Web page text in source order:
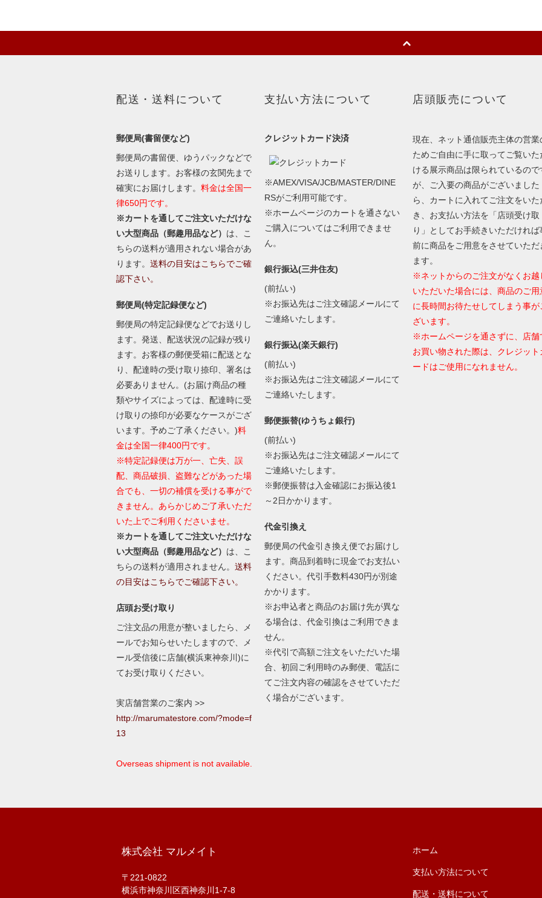
配送・送料について
郵便局(書留便など)
郵便局の書留便、ゆうパックなどで
お送りします。お客様の玄関先まで
確実にお届けします。 料金は全国一
律650円です。
※カートを通してご注文いただけな
い大型商品（郵趣用品など） は、こ
ちらの送料が適用されない場合があ
ります。 送料の目安はこちらでご確
認下さい。
郵便局(特定記録便など)
郵便局の特定記録便などでお送りし
ます。発送、配送状況の記録が残り
ます。お客様の郵便受箱に配送とな
り、配達時の受け取り捺印、署名は
必要ありません。(お届け商品の種
類やサイズによっては、配達時に受
け取りの捺印が必要なケースがござ
います。予めご了承ください。)料
金は全国一律400円です。
※特定記録便は万が一、亡失、誤
配、商品破損、盗難などがあった場
合でも、一切の補償を受ける事がで
きません。あらかじめご了承いただ
いた上でご利用くださいませ。
※カートを通してご注文いただけな
い大型商品（郵趣用品など） は、こ
ちらの送料が適用されません。 送料
の目安はこちらでご確認下さい。
店頭お受け取り
ご注文品の用意が整いましたら、メ
ールでお知らせいたしますので、メ
ール受信後に店舗(横浜東神奈川)に
てお受け取りください。
実店舗営業のご案内 >>
http://marumatestore.com/?mode=f
13
Overseas shipment is not available.
支払い方法について
クレジットカード決済
※AMEX/VISA/JCB/MASTER/DINE
RSがご利用可能です。
※ホームページのカートを通さない
ご購入についてはご利用できませ
ん。
銀行振込(三井住友)
(前払い)
※お振込先はご注文確認メールにて
ご連絡いたします。
銀行振込(楽天銀行)
(前払い)
※お振込先はご注文確認メールにて
ご連絡いたします。
郵便振替(ゆうちょ銀行)
(前払い)
※お振込先はご注文確認メールにて
ご連絡いたします。
※郵便振替は入金確認にお振込後1
～2日かかります。
代金引換え
郵便局の代金引き換え便でお届けし
ます。商品到着時に現金でお支払い
ください。代引手数料430円が別途
かかります。
※お申込者と商品のお届け先が異な
る場合は、代金引換はご利用できま
せん。
※代引で高額ご注文をいただいた場
合、初回ご利用時のみ郵便、電話に
てご注文内容の確認をさせていただ
く場合がございます。
店頭販売について
現在、ネット通信販売主体の営業
ためご自由に手に取ってご覧いた
ける展示商品は限られているので
が、ご入要の商品がございました
ら、カートに入れてご注文をいた
き、お支払い方法を「店頭受け取
り」としてお手続きいただければ
前に商品をご用意をさせていただ
ます。
※ネットからのご注文がなくお越
いただいた場合には、商品のご用
に長時間お待たせしてしまう事が
ざいます。
※ホームページを通さずに、店舗
お買い物された際は、クレジット
ードはご使用になれません。
株式会社 マルメイト
〒221-0822
横浜市神奈川区西神奈川1-7-8
ホーム
支払い方法について
配送・送料について